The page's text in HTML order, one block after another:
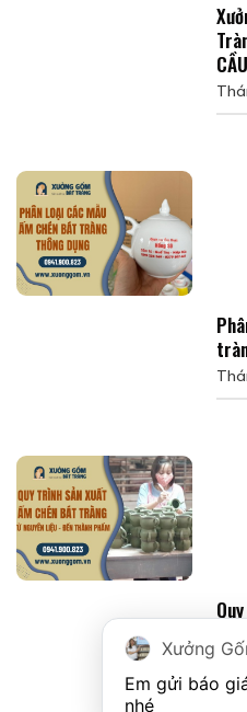
Xưởng
Em gửi báo
nhé